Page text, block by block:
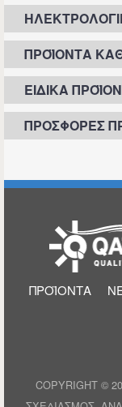
ΠΡΟΪΌΝΤΑ
ΕΙΔΙΚΆ
ΠΡΟΣΦΟΡΈΣ
ΠΡΟΪΌΝΤΑ
COPYRIGHT ©